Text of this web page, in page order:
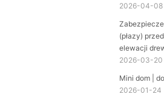
2026-04-08
(płazy)
elewacji
2026-03-20
Mini dom |
2026-01-24